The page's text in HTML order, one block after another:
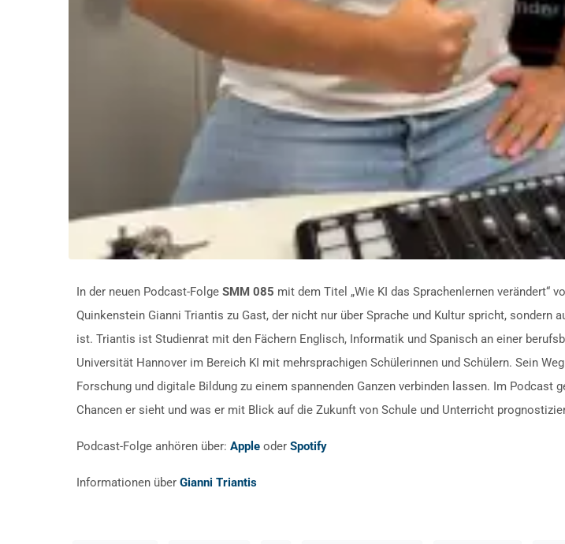
In der neuen Podcast-FolgeSMM 085 mit dem Titel „Wie KI das Sprachenlernen verändert“
Quinkenstein Gianni Triantis zu Gast, der nicht nur über Sprache und Kultur spricht,
ist. Triantis ist Studienrat mit den Fächern Englisch, Informatik und Spanisch an einer
Universität Hannover im Bereich KI mit mehrsprachigen Schülerinnen und Schülern. Sein
Forschung und digitale Bildung zu einem spannenden Ganzen verbinden lassen. Im
Chancen er sieht und was er mit Blick auf die Zukunft von Schule und Unterricht
Podcast-Folge anhören über:Apple oderSpotify
Informationen überGianni Triantis